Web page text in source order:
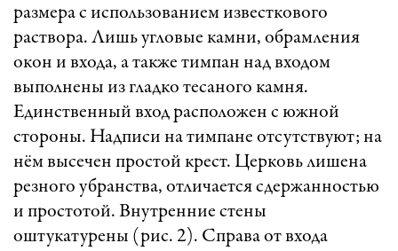
размера с использованием известкового
раствора. Лишь угловые камни, обрамления
окон и входа, а также тимпан над входом
выполнены из гладко тесаного камня.
Единственный вход расположен с южной
стороны. Надписи на тимпане отсутствуют; на
нём высечен простой крест. Церковь лишена
резного убранства, отличается сдержанностью
и простотой. Внутренние стены
оштукатурены (рис. 2). Справа от входа